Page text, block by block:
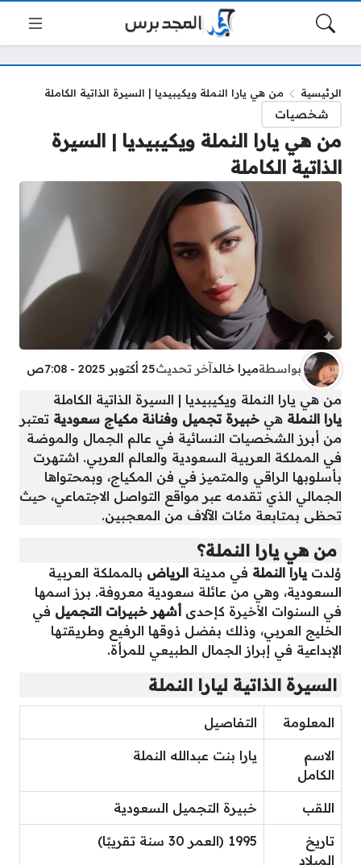
الرئيسية من هي يارا النملة ويكيبيديا | السيرة الذاتية الكاملة
شخصيات
من هي يارا النملة ويكيبيديا | السيرة
الذاتية الكاملة
بواسطةميرا خالدآخر تحديث25 أكتوبر 2025 - 7:08ص
من هي يارا النملة ويكيبيديا | السيرة الذاتية الكاملة
يارا النملة هي خبيرة تجميل وفنانة مكياج سعودية تعتبر
من أبرز الشخصيات النسائية في عالم الجمال والموضة
في المملكة العربية السعودية والعالم العربي. اشتهرت
بأسلوبها الراقي والمتميز في فن المكياج، وبمحتواها
الجمالي الذي تقدمه عبر مواقع التواصل الاجتماعي، حيث
تحظى بمتابعة مئات الآلاف من المعجبين.
من هي يارا النملة؟
وُلدت يارا النملة في مدينة الرياض بالمملكة العربية
السعودية، وهي من عائلة سعودية معروفة. برز اسمها
في السنوات الأخيرة كإحدى أشهر خبيرات التجميل في
الخليج العربي، وذلك بفضل ذوقها الرفيع وطريقتها
الإبداعية في إبراز الجمال الطبيعي للمرأة.
السيرة الذاتية ليارا النملة
المعلومة التفاصيل
الاسم
الكامل
يارا بنت عبدالله النملة
اللقب خبيرة التجميل السعودية
تاريخ
الميلاد
1995 (العمر 30 سنة تقريبًا)